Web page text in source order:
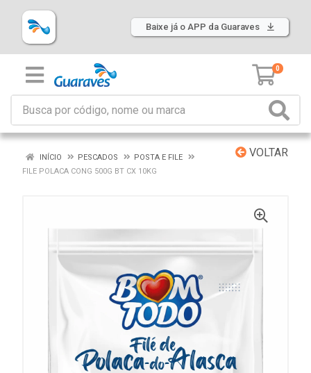
Baixe já o APP da Guaraves
0
VOLTAR
INÍCIO PESCADOS
POSTA E FILE
FILE POLACA CONG 500G BT CX 10KG